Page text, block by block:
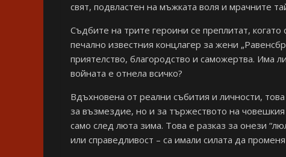
свят, подвластен на мъжката воля и мрачните
Съдбите на трите героини се преплитат,
печално известния концлагер за жени
приятелство, благородство и саможертва. Има
войната е отнела всичко?
Вдъхновена от реални събития и личности,
за възмездие, но и за тържеството на
само след люта зима. Това е разказ за онези
или справедливост – са имали силата да